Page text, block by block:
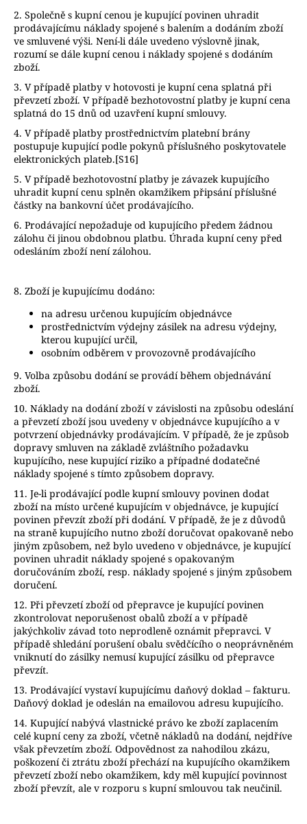
2. Společně s kupní cenou je kupující povinen uhradit
prodávajícímu náklady spojené s balením a dodáním zboží
ve smluvené výši. Není-li dále uvedeno výslovně jinak,
rozumí se dále kupní cenou i náklady spojené s dodáním
zboží.
3. V případě platby v hotovosti je kupní cena splatná při
převzetí zboží. V případě bezhotovostní platby je kupní cena
splatná do 15 dnů od uzavření kupní smlouvy.
4. V případě platby prostřednictvím platební brány
postupuje kupující podle pokynů příslušného poskytovatele
elektronických plateb.[S16]
5. V případě bezhotovostní platby je závazek kupujícího
uhradit kupní cenu splněn okamžikem připsání příslušné
částky na bankovní účet prodávajícího.
6. Prodávající nepožaduje od kupujícího předem žádnou
zálohu či jinou obdobnou platbu. Úhrada kupní ceny před
odesláním zboží není zálohou.
8. Zboží je kupujícímu dodáno:
na adresu určenou kupujícím objednávce
prostřednictvím výdejny zásilek na adresu výdejny,
kterou kupující určil,
osobním odběrem v provozovně prodávajícího
9. Volba způsobu dodání se provádí během objednávání
zboží.
10. Náklady na dodání zboží v závislosti na způsobu odeslání
a převzetí zboží jsou uvedeny v objednávce kupujícího a v
potvrzení objednávky prodávajícím. V případě, že je způsob
dopravy smluven na základě zvláštního požadavku
kupujícího, nese kupující riziko a případné dodatečné
náklady spojené s tímto způsobem dopravy.
11. Je-li prodávající podle kupní smlouvy povinen dodat
zboží na místo určené kupujícím v objednávce, je kupující
povinen převzít zboží při dodání. V případě, že je z důvodů
na straně kupujícího nutno zboží doručovat opakovaně nebo
jiným způsobem, než bylo uvedeno v objednávce, je kupující
povinen uhradit náklady spojené s opakovaným
doručováním zboží, resp. náklady spojené s jiným způsobem
doručení.
12. Při převzetí zboží od přepravce je kupující povinen
zkontrolovat neporušenost obalů zboží a v případě
jakýchkoliv závad toto neprodleně oznámit přepravci. V
případě shledání porušení obalu svědčícího o neoprávněném
vniknutí do zásilky nemusí kupující zásilku od přepravce
převzít.
13. Prodávající vystaví kupujícímu daňový doklad – fakturu.
Daňový doklad je odeslán na emailovou adresu kupujícího.
14. Kupující nabývá vlastnické právo ke zboží zaplacením
celé kupní ceny za zboží, včetně nákladů na dodání, nejdříve
však převzetím zboží. Odpovědnost za nahodilou zkázu,
poškození či ztrátu zboží přechází na kupujícího okamžikem
převzetí zboží nebo okamžikem, kdy měl kupující povinnost
zboží převzít, ale v rozporu s kupní smlouvou tak neučinil.